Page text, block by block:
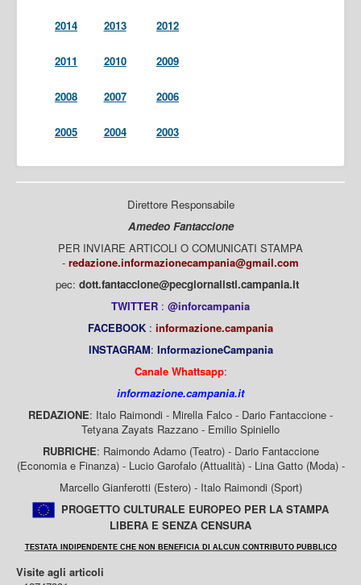
2014 2013 2012
2011 2010 2009
2008 2007 2006
2005 2004 2003
Direttore Responsabile
Amedeo Fantaccione
PER INVIARE ARTICOLI O COMUNICATI STAMPA
- redazione.informazionecampania@gmail.com
pec: dott.fantaccione@pecgiornalisti.campania.it
TWITTER : @inforcampania
FACEBOOK : informazione.campania
INSTAGRAM: InformazioneCampania
Canale Whattsapp:
informazione.campania.it
REDAZIONE: Italo Raimondi - Mirella Falco - Dario Fantaccione -
Tetyana Zayats Razzano - Emilio Spiniello
RUBRICHE: Raimondo Adamo (Teatro) - Dario Fantaccione
(Economia e Finanza) - Lucio Garofalo (Attualità) - Lina Gatto (Moda) -
Marcello Gianferotti (Estero) - Italo Raimondi (Sport)
PROGETTO CULTURALE EUROPEO PER LA STAMPA
LIBERA E SENZA CENSURA
TESTATA INDIPENDENTE CHE NON BENEFICIA DI ALCUN CONTRIBUTO PUBBLICO
Visite agli articoli